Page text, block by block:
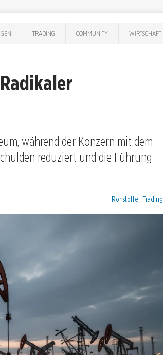
TRADING COMMUNITY WIRTSCHAFT
während der Konzern mit dem
reduziert und die Führung
Kategorien:
Rohstoffe Trading